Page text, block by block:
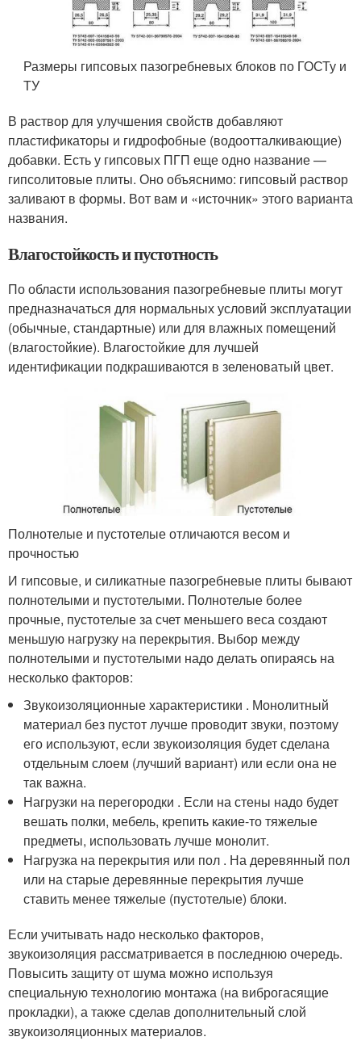
Размеры гипсовых пазогребневых блоков по ГОСТу и
ТУ
В раствор для улучшения свойств добавляют
пластификаторы и гидрофобные (водоотталкивающие)
добавки. Есть у гипсовых ПГП еще одно название —
гипсолитовые плиты. Оно объяснимо: гипсовый раствор
заливают в формы. Вот вам и «источник» этого варианта
названия.
Влагостойкость и пустотность
По области использования пазогребневые плиты могут
предназначаться для нормальных условий эксплуатации
(обычные, стандартные) или для влажных помещений
(влагостойкие). Влагостойкие для лучшей
идентификации подкрашиваются в зеленоватый цвет.
Полнотелые и пустотелые отличаются весом и
прочностью
И гипсовые, и силикатные пазогребневые плиты бывают
полнотелыми и пустотелыми. Полнотелые более
прочные, пустотелые за счет меньшего веса создают
меньшую нагрузку на перекрытия. Выбор между
полнотелыми и пустотелыми надо делать опираясь на
несколько факторов:
Звукоизоляционные характеристики . Монолитный
материал без пустот лучше проводит звуки, поэтому
его используют, если звукоизоляция будет сделана
отдельным слоем (лучший вариант) или если она не
так важна.
Нагрузки на перегородки . Если на стены надо будет
вешать полки, мебель, крепить какие-то тяжелые
предметы, использовать лучше монолит.
Нагрузка на перекрытия или пол . На деревянный пол
или на старые деревянные перекрытия лучше
ставить менее тяжелые (пустотелые) блоки.
Если учитывать надо несколько факторов,
звукоизоляция рассматривается в последнюю очередь.
Повысить защиту от шума можно используя
специальную технологию монтажа (на виброгасящие
прокладки), а также сделав дополнительный слой
звукоизоляционных материалов.